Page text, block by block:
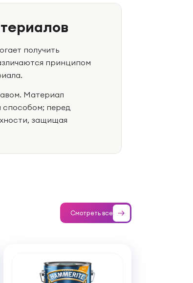
получить
принципом
Материал
перед
защищая
Смотреть все